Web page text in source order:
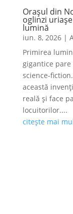
Orașul din
oglinzi
lumină
iun. 8, 2026|
Primirea
gigantice
science-
această
reală și face
locuitorilor....
citește mai